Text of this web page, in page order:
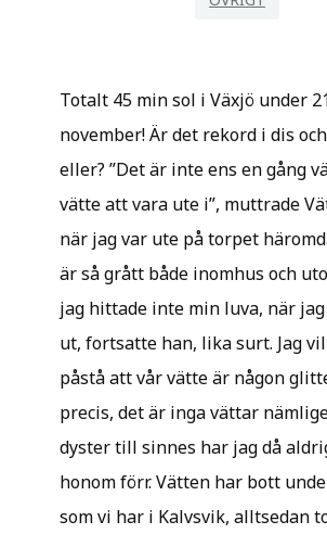
Totalt 45 min sol i Växjö under
november! Är det rekord i dis
eller? ”Det är inte ens en gång
vätte att vara ute i”, muttrade
när jag var ute på torpet
är så grått både inomhus och
jag hittade inte min luva, när
ut, fortsatte han, lika surt. Jag
påstå att vår vätte är någon
precis, det är inga vättar
dyster till sinnes har jag då
honom förr. Vätten har bott
som vi har i Kalvsvik, alltsedan